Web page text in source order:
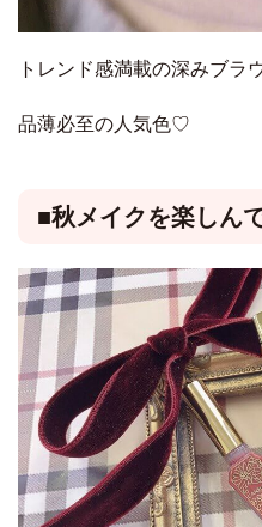
トレンド感満載の深みブラ
品薄必至の人気色♡
■秋メイクを楽しん